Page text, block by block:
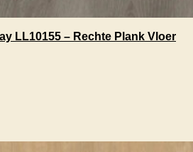
LL10155 – Rechte Plank Vloer